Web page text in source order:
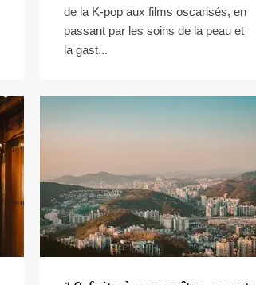
de la K-pop aux films oscarisés, en
passant par les soins de la peau et
la gast...